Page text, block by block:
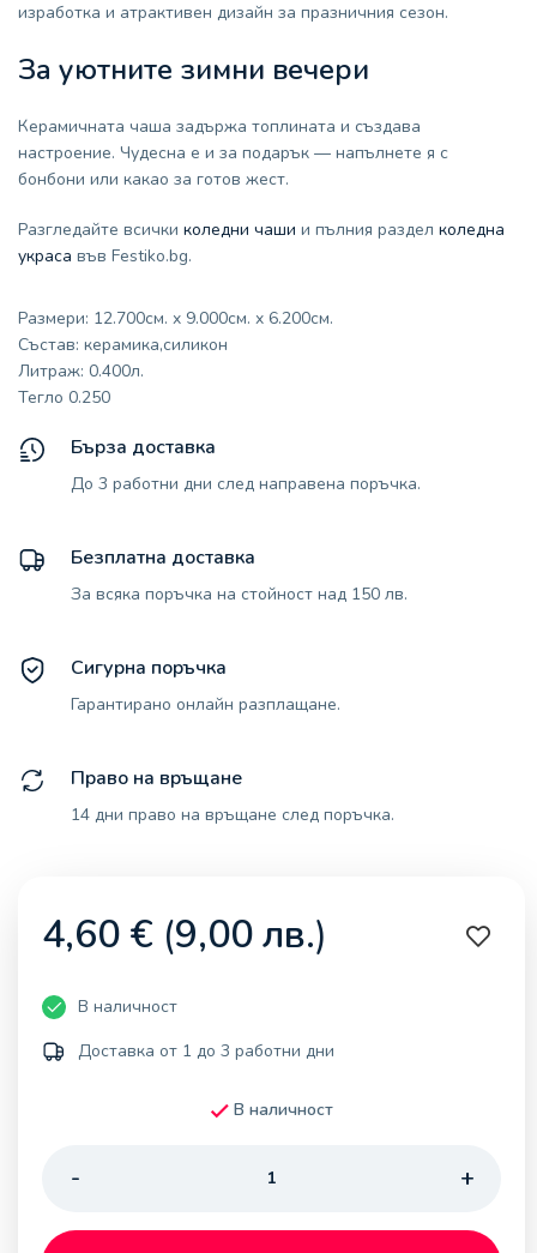
изработка и атрактивен дизайн за празничния сезон.
За уютните зимни вечери
Керамичната чаша задържа топлината и създава
настроение. Чудесна е и за подарък — напълнете я с
бонбони или какао за готов жест.
Разгледайте всички коледни чаши и пълния раздел коледна
украса във Festiko.bg.
Размери: 12.700см. x 9.000см. x 6.200см.
Състав: керамика,силикон
Литраж: 0.400л.
Тегло 0.250
Бърза доставка
До 3 работни дни след направена поръчка.
Безплатна доставка
За всяка поръчка на стойност над 150 лв.
Сигурна поръчка
Гарантирано онлайн разплащане.
Право на връщане
14 дни право на връщане след поръчка.
4,60 € (9,00лв.)
В наличност
Доставка от 1 до 3 работни дни
В наличност